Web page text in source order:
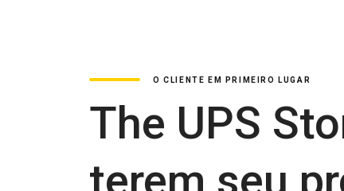
O CLIENTE EM PRIMEIRO LUGAR
The UPS